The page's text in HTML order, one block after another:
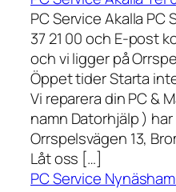
PC Service Akalla PC
37 21 00 och E-post
och vi ligger på
Öppet tider Starta
Vi reparera din PC &
namn Datorhjälp ) har
Orrspelsvägen 13,
Låt oss […]
PC Service